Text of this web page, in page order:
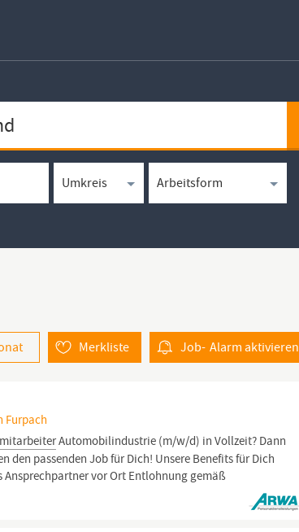
Job- Alarmaktivieren
Merkliste
Furpach
Automobilindustrie (m/w/d) in Vollzeit? Dann
passenden Job für Dich! Unsere Benefits für Dich
Ansprechpartner vor Ort Entlohnung gemäß